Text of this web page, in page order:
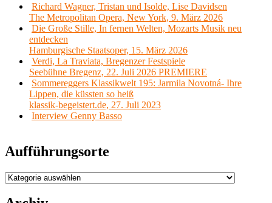
Richard Wagner, Tristan und Isolde, Lise Davidsen
The Metropolitan Opera, New York, 9. März 2026
Die Große Stille, In fernen Welten, Mozarts Musik neu
entdecken
Hamburgische Staatsoper, 15. März 2026
Verdi, La Traviata, Bregenzer Festspiele
Seebühne Bregenz, 22. Juli 2026 PREMIERE
Sommereggers Klassikwelt 195: Jarmila Novotná- Ihre
Lippen, die küssten so heiß
klassik-begeistert.de, 27. Juli 2023
Interview Genny Basso
Aufführungsorte
Aufführungsorte